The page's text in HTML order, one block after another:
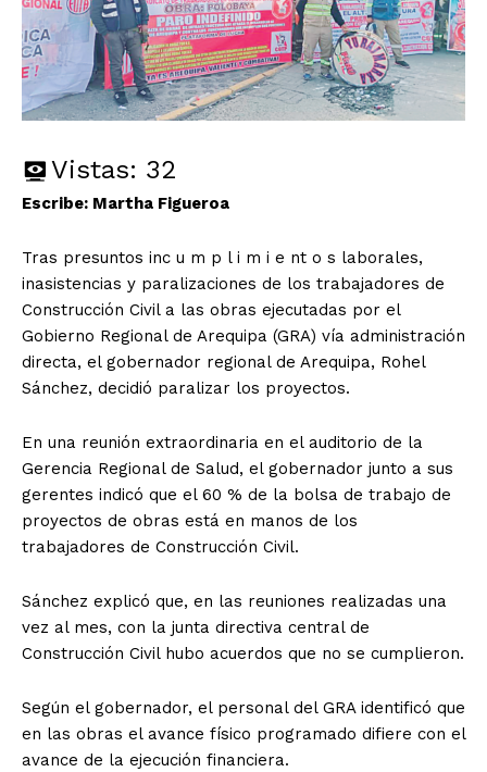
Vistas: 32
Escribe: Martha Figueroa
Tras presuntos inc u m p l i m i e nt o s laborales,
inasistencias y paralizaciones de los trabajadores de
Construcción Civil a las obras ejecutadas por el
Gobierno Regional de Arequipa (GRA) vía administración
directa, el gobernador regional de Arequipa, Rohel
Sánchez, decidió paralizar los proyectos.
En una reunión extraordinaria en el auditorio de la
Gerencia Regional de Salud, el gobernador junto a sus
gerentes indicó que el 60 % de la bolsa de trabajo de
proyectos de obras está en manos de los
trabajadores de Construcción Civil.
Sánchez explicó que, en las reuniones realizadas una
vez al mes, con la junta directiva central de
Construcción Civil hubo acuerdos que no se cumplieron.
Según el gobernador, el personal del GRA identificó que
en las obras el avance físico programado difiere con el
avance de la ejecución financiera.